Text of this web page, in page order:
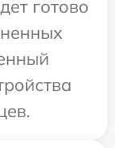
готово